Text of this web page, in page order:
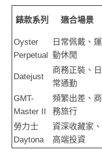
錶款系列 適合場景
Oyster
Perpetual
日常佩戴、運
動休閒
Datejust
商務正裝、日
常通勤
GMT-
Master II
頻繁出差、商
務旅行
勞力士
Daytona
資深收藏家、
高端投資